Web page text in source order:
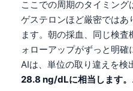
ここでの周期のタイミン
ゲステロンほど厳密ではあ
ます。朝の採血、同じ検
ォローアップがずっと明
AIは、単位の取り違えを検
28.8 ng/dLに相当します。 .
Беларуская мова
Esperanto
Ślōnskŏ gŏdka
Norsk bokmål